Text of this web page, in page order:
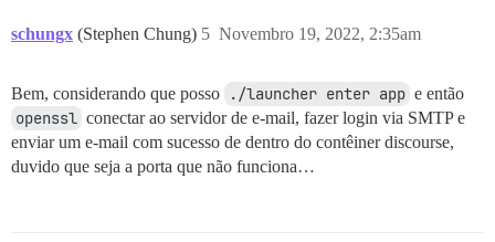
schungx (Stephen Chung) Novembro 19, 2022, 2:35am
5
Bem, considerando que posso ./launcher enter app e então
openssl conectar ao servidor de e-mail, fazer login via SMTP e
enviar um e-mail com sucesso de dentro do contêiner discourse,
duvido que seja a porta que não funciona…